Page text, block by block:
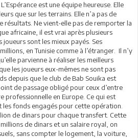
est une équipe heureuse. Elle
que sur les terrains. Elle n’a pas de
résultats. Ne vient-elle pas de remporter la
africaine, il est vrai après plusieurs
joueurs sont les mieux payés. Ses
en Tunisie comme à l’étranger. Il n’y
parvienne à réaliser les meilleurs
les joueurs eux-mêmes ne sont pas
depuis que le club de Bab Souika est
de passage obligé pour ceux d’entre
professionnelle en Europe. Ce qui est
les fonds engagés pour cette opération.
de dinars pour chaque transfert. Cette
de dinars et un salaire royal, on
sans compter le logement, la voiture,